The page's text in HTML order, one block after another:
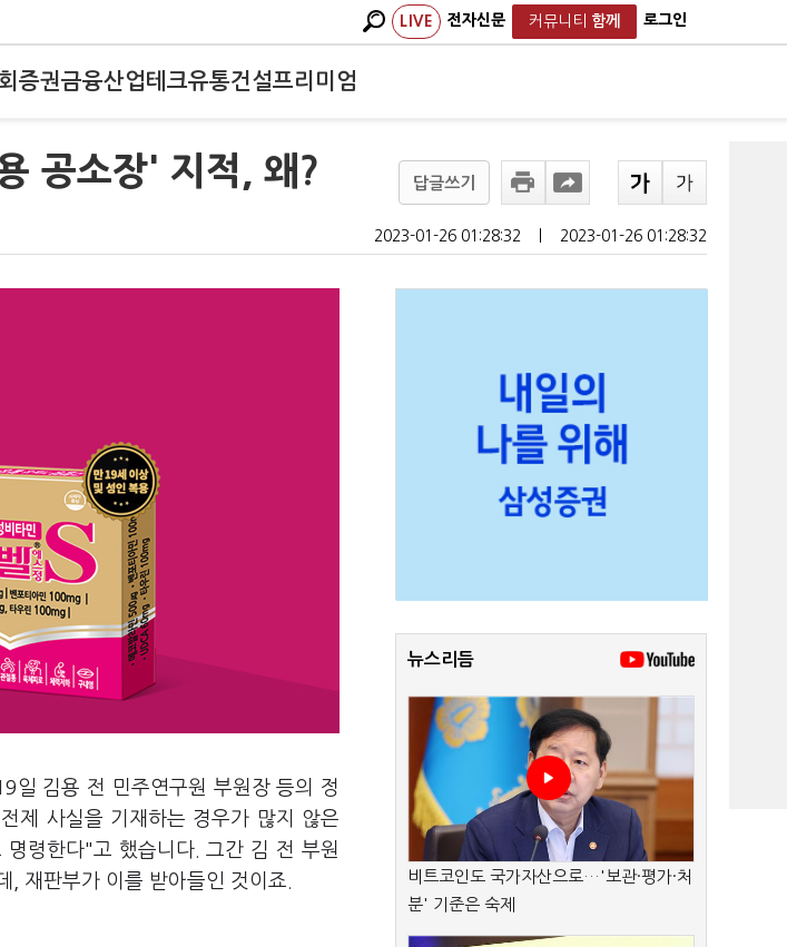
LIVE 전자신문 커뮤니티 함께 로그인
증권금융산업테크유통건설프리미엄
공소장' 지적, 왜? 답글쓰기
2023-01-26 01:28:32 2023-01-26 01:28:32
일 김용 전 민주연구원 부원장 등의 정
제 사실을 기재하는 경우가 많지 않은
령한다"고 했습니다. 그간 김 전 부원
재판부가 이를 받아들인 것이죠.
뉴스리듬
비트코인도 국가자산으로…'보관·평가·처
분' 기준은 숙제